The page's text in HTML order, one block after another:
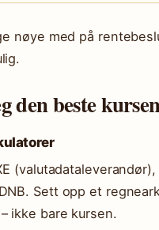
nøye med på
den beste
Sett opp et
ikke bare kursen.